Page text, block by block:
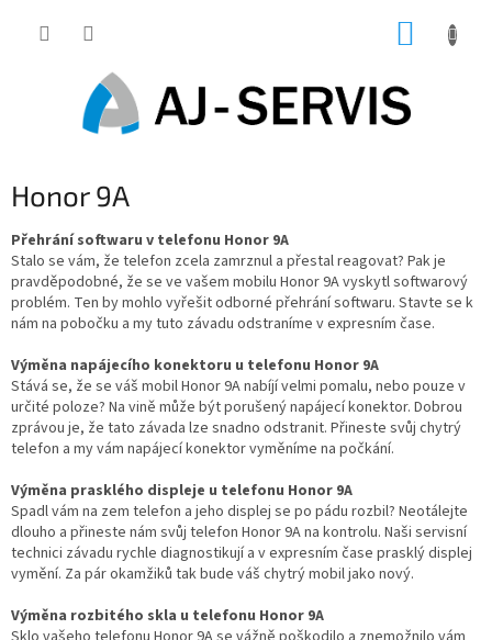
Honor 9A
Přehrání softwaru v telefonu Honor 9A
Stalo se vám, že telefon zcela zamrznul a přestal reagovat? Pak je
pravděpodobné, že se ve vašem mobilu Honor 9A vyskytl softwarový
problém. Ten by mohlo vyřešit odborné přehrání softwaru. Stavte se k
nám na pobočku a my tuto závadu odstraníme v expresním čase.
Výměna napájecího konektoru u telefonu Honor 9A
Stává se, že se váš mobil Honor 9A nabíjí velmi pomalu, nebo pouze v
určité poloze? Na vině může být porušený napájecí konektor. Dobrou
zprávou je, že tato závada lze snadno odstranit. Přineste svůj chytrý
telefon a my vám napájecí konektor vyměníme na počkání.
Výměna prasklého displeje u telefonu Honor 9A
Spadl vám na zem telefon a jeho displej se po pádu rozbil? Neotálejte
dlouho a přineste nám svůj telefon Honor 9A na kontrolu. Naši servisní
technici závadu rychle diagnostikují a v expresním čase prasklý displej
vymění. Za pár okamžiků tak bude váš chytrý mobil jako nový.
Výměna rozbitého skla u telefonu Honor 9A